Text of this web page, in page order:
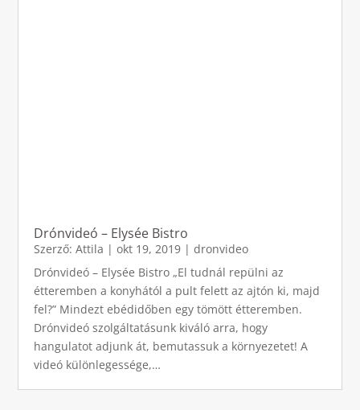
Drónvideó – Elysée Bistro
Szerző:Attila |okt 19, 2019 |dronvideo
Drónvideó – Elysée Bistro „El tudnál repülni az
étteremben a konyhától a pult felett az ajtón ki, majd
fel?” Mindezt ebédidőben egy tömött étteremben.
Drónvideó szolgáltatásunk kiváló arra, hogy
hangulatot adjunk át, bemutassuk a környezetet! A
videó különlegessége,…